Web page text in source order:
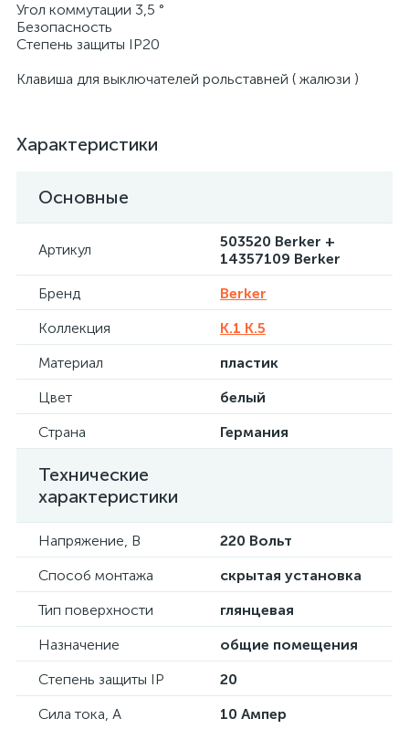
Угол коммутации 3,5 °
Безопасность
Степень защиты IP20
Клавиша для выключателей рольставней ( жалюзи )
Характеристики
Основные
Артикул
503520 Berker +
14357109 Berker
Бренд
Berker
Коллекция
K.1 K.5
Материал
пластик
Цвет
белый
Страна
Германия
Технические
характеристики
Напряжение, В
220 Вольт
Способ монтажа
скрытая установка
Тип поверхности
глянцевая
Назначение
общие помещения
Степень защиты IP
20
Сила тока, А
10 Ампер